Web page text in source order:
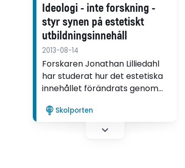
Ideologi - inte forskning -
styr synen på estetiskt
utbildningsinnehåll
2013-08-14
Forskaren Jonathan Lilliedahl
har studerat hur det estetiska
innehållet förändrats genom
gjort läroplansanalyser och
tittat på remissyttrande från
Skolporten